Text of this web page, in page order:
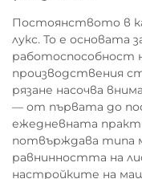
Постоянството в
лукс. То е основата
работоспособност
производствения
рязане насочва
— от първата до
ежедневната
потвърждава типа
равнинността на
настройките на